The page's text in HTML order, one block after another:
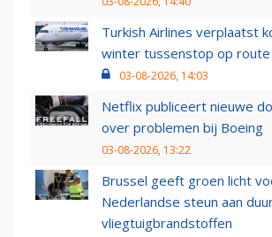
Turkish Airlines verplaatst
winter tussenstop op route
03-08-2026, 14:03
Netflix publiceert nieuwe
over problemen bij Boeing
03-08-2026, 13:22
Brussel geeft groen licht
Nederlandse steun aan
vliegtuigbrandstoffen